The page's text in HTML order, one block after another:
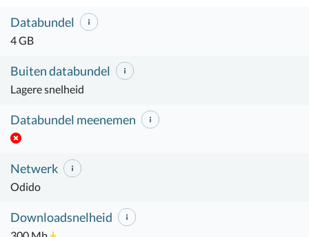
Databundel
4 GB
Buiten databundel
Lagere snelheid
Databundel meenemen
Netwerk
Odido
Downloadsnelheid